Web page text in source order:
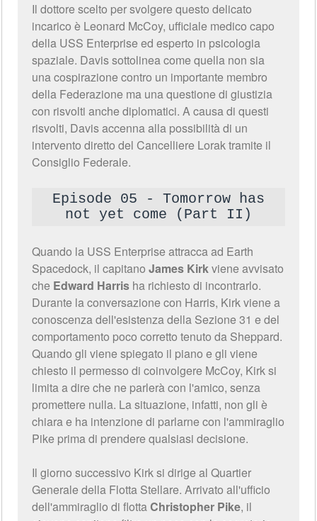
Il dottore scelto per svolgere questo delicato
incarico è Leonard McCoy, ufficiale medico capo
della USS Enterprise ed esperto in psicologia
spaziale. Davis sottolinea come quella non sia
una cospirazione contro un importante membro
della Federazione ma una questione di giustizia
con risvolti anche diplomatici. A causa di questi
risvolti, Davis accenna alla possibilità di un
intervento diretto del Cancelliere Lorak tramite il
Consiglio Federale.
Episode 05 - Tomorrow has
not yet come (Part II)
Quando la USS Enterprise attracca ad Earth
Spacedock, il capitanoJames Kirkviene avvisato
che Edward Harris ha richiesto di incontrarlo.
Durante la conversazione con Harris, Kirk viene a
conoscenza dell'esistenza della Sezione 31 e del
comportamento poco corretto tenuto da Sheppard.
Quando gli viene spiegato il piano e gli viene
chiesto il permesso di coinvolgere McCoy, Kirk si
limita a dire che ne parlerà con l'amico, senza
promettere nulla. La situazione, infatti, non gli è
chiara e ha intenzione di parlarne con l'ammiraglio
Pike prima di prendere qualsiasi decisione.
Il giorno successivo Kirk si dirige al Quartier
Generale della Flotta Stellare. Arrivato all'ufficio
dell'ammiraglio di flottaChristopher Pike, il